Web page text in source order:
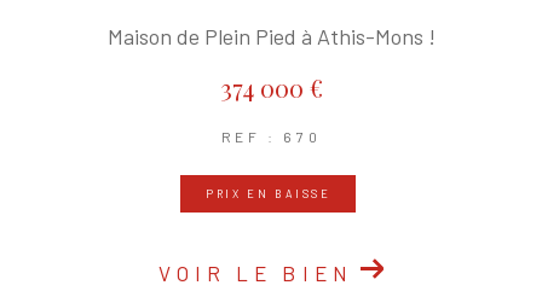
Maison de Plein Pied à Athis-Mons !
374 000 €
REF : 670
PRIX EN BAISSE
VOIR LE BIEN